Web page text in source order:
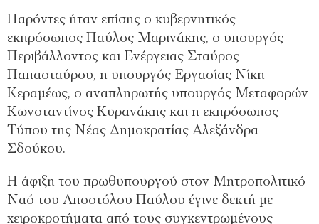
Παρόντες ήταν επίσης ο κυβερνητικός
εκπρόσωπος Παύλος Μαρινάκης, ο υπουργός
Περιβάλλοντος και Ενέργειας Σταύρος
Παπασταύρου, η υπουργός Εργασίας Νίκη
Κεραμέως, ο αναπληρωτής υπουργός Μεταφορών
Κωνσταντίνος Κυρανάκης και η εκπρόσωπος
Τύπου της Νέας Δημοκρατίας Αλεξάνδρα
Σδούκου.
Η άφιξη του πρωθυπουργού στον Μητροπολιτικό
Ναό του Αποστόλου Παύλου έγινε δεκτή με
χειροκροτήματα από τους συγκεντρωμένους